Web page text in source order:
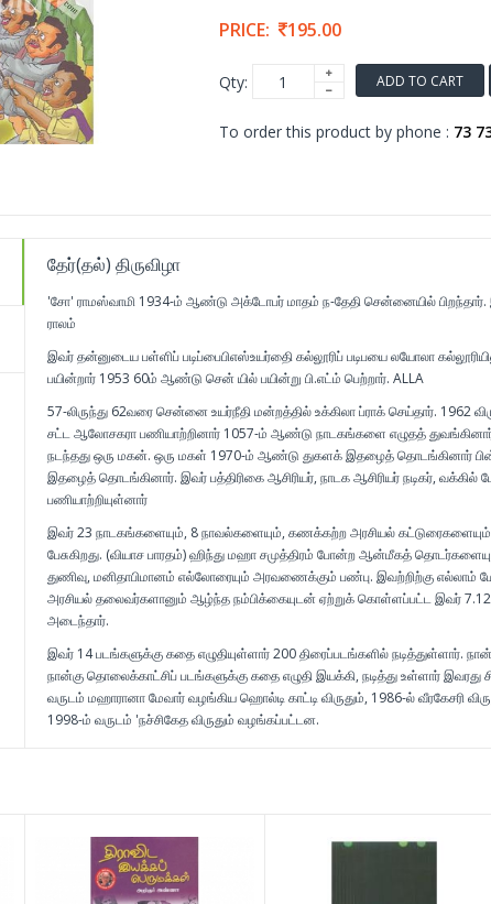
PRICE: 195.00
Qty: ADD TO CART
To order this product by phone : 73
தேர்(தல்) திருவிழா
'சோ' ராமஸ்வாமி 1934-ம் ஆண்டு அக்டோபர் மாதம் ந-தேதி சென்னையில்
ராலம்
இவர் தன்னுடைய பள்ளிப் படிப்பைபிஎஸ்உயர்திை கல்லூரிப் படிபயை லயோலா
பயின்றார் 1953 60ம் ஆண்டு சென் யில் பயின்று பி.எட்ம் பெற்றார். ALLA
57-லிருந்து 62வரை சென்னை உயர்நீதி மன்றத்தில் உக்கிலா ப்ராக் செய்தார். 1962
சட்ட ஆலோசகரா பணியாற்றினார் 1057-ம் ஆண்டு நாடகங்களை எழுதத்
நடந்தது ஒரு மகன். ஒரு மகள் 1970-ம் ஆண்டு துகளக் இதழைத் தொடங்கினார்
இதழைத் தொடங்கினார். இவர் பத்திரிகை ஆசிரியர், நாடக ஆசிரியர் நடிகர், வக்கில்
பணியாற்றியுள்னார்
இவர் 23 நாடகங்களையும், 8 நாவல்களையும், கணக்கற்ற அரசியல்
பேசுகிறது. (வியாச பாரதம்) ஹிந்து மஹா சமுத்திரம் போன்ற ஆன்மீகத்
துணிவு, மனிதாபிமானம் எல்லோரையும் அரவணைக்கும் பண்பு. இவற்றிற்கு
அரசியல் தலைவர்களானும் ஆழ்ந்த நம்பிக்கையுடன் ஏற்றுக் கொள்ளப்பட்ட இவர்
அடைந்தார்.
இவர் 14 படங்களுக்கு கதை எழுதியுள்ளார் 200 திரைப்படங்களில் நடித்துள்ளார்.
நான்கு தொலைக்காட்சிப் படங்களுக்கு கதை எழுதி இயக்கி, நடித்து உள்ளார் இவரது
வருடம் மஹாரானா மேவார் வழங்கிய ஹொல்டி காட்டி விருதும், 1986-ல் வீரகேசரி
1998-ம் வருடம் 'நச்சிகேத விருதும் வழங்கப்பட்டன.